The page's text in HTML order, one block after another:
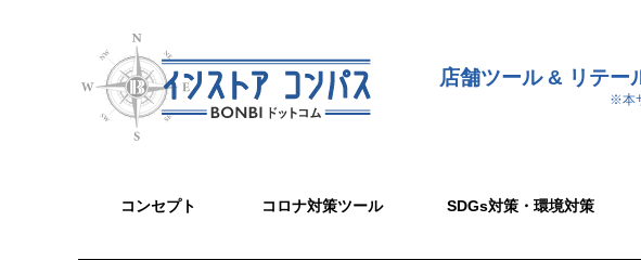
店舗ツール & リテー
※本
コンセプト コロナ対策ツール SDGs対策・環境対策